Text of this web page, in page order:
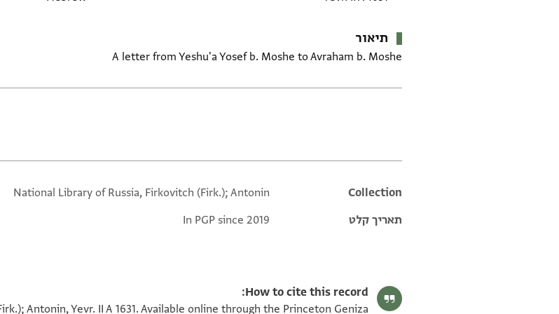
תיאור
A letter from Yeshu'a Yosef b. Moshe to Avraham b. Moshe
Additional metadata
Collection
National Library of Russia, Firkovitch (Firk.); Antonin
תאריך קלט
In PGP since 2019
How to cite this record:
Antonin, Yevr. II A 1631. Available online through the Princeton Geniza